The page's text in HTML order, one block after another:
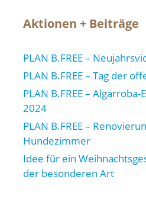
Aktionen + Beiträge
PLAN B.FREE –
PLAN B.FREE – Tag der
PLAN B.FREE – Algarroba-
2024
PLAN B.FREE –
Hundezimmer
Idee für ein
der besonderen Art